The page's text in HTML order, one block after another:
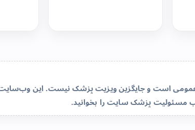
است و جایگزین ویزیت پزشک نیست. این وب‌سایت
مسئولیت پزشک سایترا بخوانید.